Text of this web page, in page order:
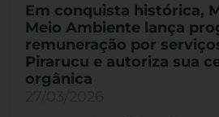
Em conquista histórica,
Meio Ambiente lança
remuneração por
Pirarucu e autoriza sua
orgânica